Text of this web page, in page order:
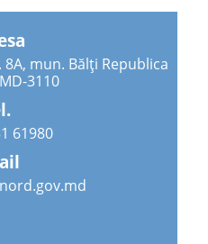
mun. Bălți Republica
3110
61980